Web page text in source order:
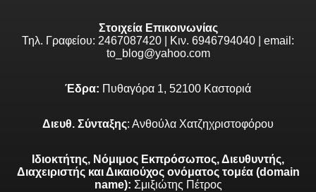
Στοιχεία Επικοινωνίας
Τηλ. Γραφείου: 2467087420 | Κιν. 6946794040 | email:
to_blog@yahoo.com
Έδρα: Πυθαγόρα 1, 52100 Καστοριά
Διευθ. Σύνταξης: Ανθούλα Χατζηχριστοφόρου
Ιδιοκτήτης, Νόμιμος Εκπρόσωπος, Διευθυντής,
Διαχειριστής και Δικαιούχος ονόματος τομέα (domain
name): Σμιξιώτης Πέτρος